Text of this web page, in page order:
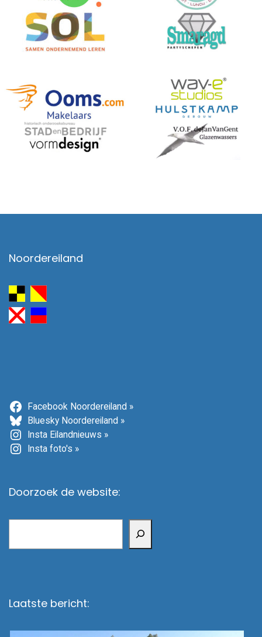
Noordereiland
Facebook Noordereiland »
Bluesky Noordereiland »
Insta Eilandnieuws »
Insta foto's »
Doorzoek de website:
Laatste bericht: